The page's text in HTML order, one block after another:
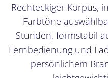
Rechteckiger Korpus,
Farbtöne
Stunden, formstabil
Fernbedienung und
persönlichem